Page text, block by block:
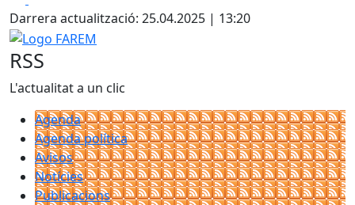
+
−
Darrera actualització: 25.04.2025 | 13:20
Logo FAREM
RSS
L'actualitat a un clic
Agenda
Agenda política
Avisos
Notícies
Publicacions